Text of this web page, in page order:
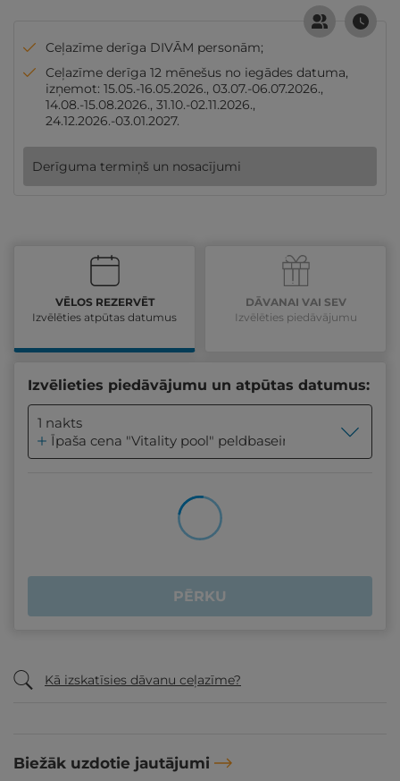
Ceļazīme derīga DIVĀM personām;
Ceļazīme derīga 12 mēnešus no iegādes datuma,
izņemot: 15.05.-16.05.2026., 03.07.-06.07.2026.,
14.08.-15.08.2026., 31.10.-02.11.2026.,
24.12.2026.-03.01.2027.
Derīguma termiņš un nosacījumi
VĒLOS REZERVĒT
Izvēlēties atpūtas datumus
DĀVANAI VAI SEV
Izvēlēties piedāvājumu
Izvēlieties piedāvājumu un atpūtas datumus:
1 nakts
Īpaša cena "Vitality pool" peldbaseina, džakuzi un
PĒRKU
Kā izskatīsies dāvanu ceļazīme?
Biežāk uzdotie jautājumi